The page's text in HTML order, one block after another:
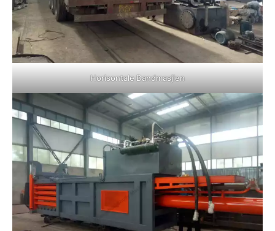
Horisontale Bandmasjien